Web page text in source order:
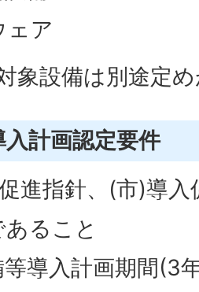
ェア
象設備は別途定
計画認定要件
進指針、(市)導
ること
導入計画期間(3